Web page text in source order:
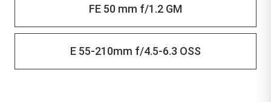
FE 50 mm f/1.2 GM
E 55-210mm f/4.5-6.3 OSS